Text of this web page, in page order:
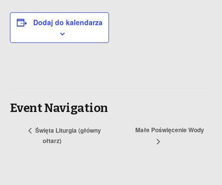
Dodaj do kalendarza
Event Navigation
Święta Liturgia (główny
ołtarz)
Małe Poświęcenie Wody